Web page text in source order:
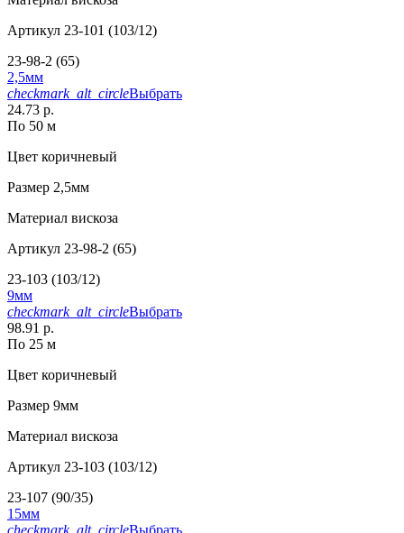
Артикул 23-101 (103/12)
23-98-2 (65)
2,5мм
checkmark_alt_circleВыбрать
24.73 р.
По 50 м
Цвет коричневый
Размер 2,5мм
Материал вискоза
Артикул 23-98-2 (65)
23-103 (103/12)
9мм
checkmark_alt_circleВыбрать
98.91 р.
По 25 м
Цвет коричневый
Размер 9мм
Материал вискоза
Артикул 23-103 (103/12)
23-107 (90/35)
15мм
checkmark_alt_circleВыбрать